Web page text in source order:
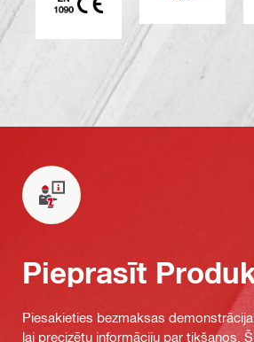
Pieprasīt
Piesakieties bezmaksas
lai precizētu informāciju par tikšanos.